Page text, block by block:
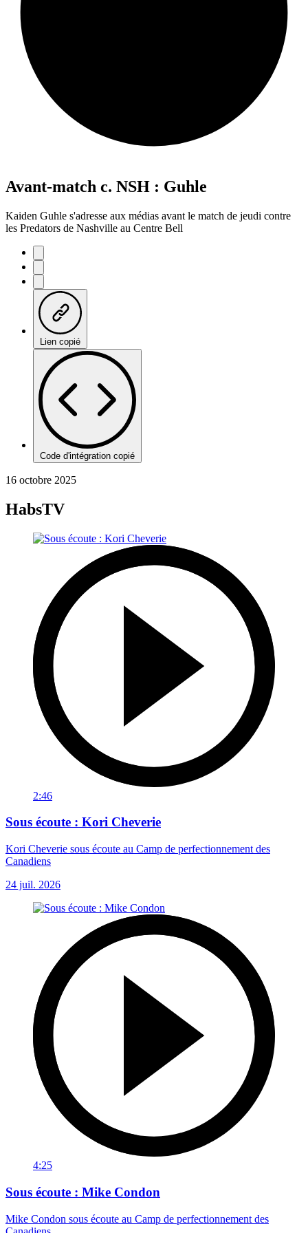
Avant-match c. NSH : Guhle
Kaiden Guhle s'adresse aux médias avant le match de jeudi contre
les Predators de Nashville au Centre Bell
Lien copié
Code d'intégration copié
16 octobre 2025
HabsTV
2:46
Sous écoute : Kori Cheverie
Kori Cheverie sous écoute au Camp de perfectionnement des
Canadiens
24 juil. 2026
4:25
Sous écoute : Mike Condon
Mike Condon sous écoute au Camp de perfectionnement des